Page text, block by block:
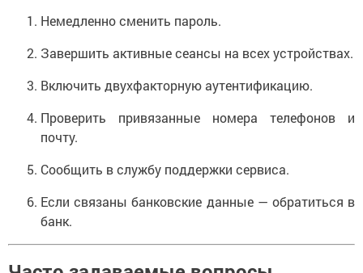
Немедленно сменить пароль.
Завершить активные сеансы на всех устройствах.
Включить двухфакторную аутентификацию.
Проверить привязанные номера телефонов и
почту.
Сообщить в службу поддержки сервиса.
Если связаны банковские данные — обратиться в
банк.